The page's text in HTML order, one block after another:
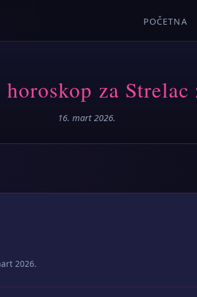
POČETNA
za Strelac
16. mart 2026.
2026.